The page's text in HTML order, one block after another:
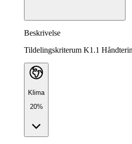
Beskrivelse
Tildelingskriterum K1.1
Klima
20%